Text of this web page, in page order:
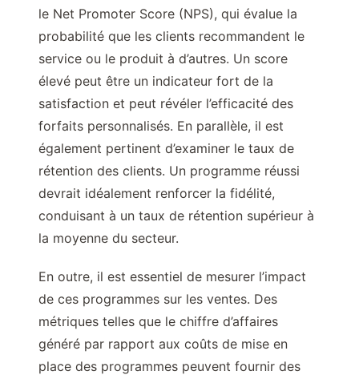
le Net Promoter Score (NPS), qui évalue la
probabilité que les clients recommandent le
service ou le produit à d’autres. Un score
élevé peut être un indicateur fort de la
satisfaction et peut révéler l’efficacité des
forfaits personnalisés. En parallèle, il est
également pertinent d’examiner le taux de
rétention des clients. Un programme réussi
devrait idéalement renforcer la fidélité,
conduisant à un taux de rétention supérieur à
la moyenne du secteur.
En outre, il est essentiel de mesurer l’impact
de ces programmes sur les ventes. Des
métriques telles que le chiffre d’affaires
généré par rapport aux coûts de mise en
place des programmes peuvent fournir des